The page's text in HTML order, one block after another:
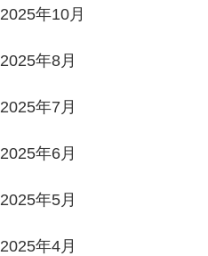
2025年10月
2025年8月
2025年7月
2025年6月
2025年5月
2025年4月